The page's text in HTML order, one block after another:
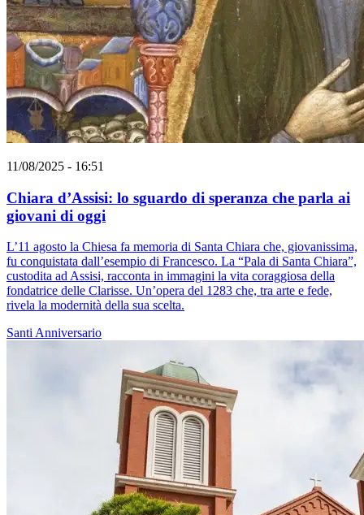
11/08/2025 - 16:51
Chiara d’Assisi: lo sguardo di speranza che parla ai
giovani di oggi
L’11 agosto la Chiesa fa memoria di Santa Chiara che, giovanissima,
fu conquistata dall’esempio di Francesco. La “Pala di Santa Chiara”,
custodita ad Assisi, racconta in immagini la vita coraggiosa della
fondatrice delle Clarisse. Un’opera del 1283 che, tra arte e fede,
rivela la modernità della sua scelta.
Santi Anniversario